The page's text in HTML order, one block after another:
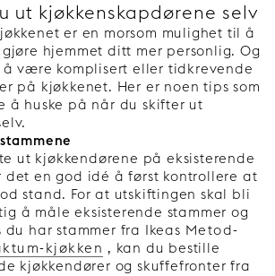
ut kjøkkenskapdørene selv
er en morsom mulighet til å
hjemmet ditt mer personlig. Og
være komplisert eller tidkrevende
på kjøkkenet. Her er noen tips som
å huske på når du skifter ut
ut kjøkkendørene på eksisterende
det en god idé å først kontrollere at
stand. For at utskiftingen skal bli
å måle eksisterende stammer og
du har stammer fra Ikeas Metod-
kjøkken , kan du bestille
kjøkkendører og skuffefronter fra